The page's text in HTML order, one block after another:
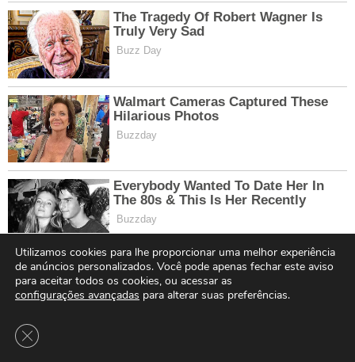
Utilizamos cookies para lhe proporcionar uma melhor experiência
de anúncios personalizados. Você pode apenas fechar este aviso
para aceitar todos os cookies, ou acessar as
configurações avançadas para alterar suas preferências.
Close GDPR Cookie Banner